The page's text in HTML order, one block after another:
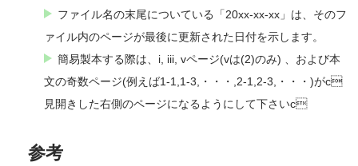
ファイル名の末尾についている「20xx-xx-xx」は、そのフ
ァイル内のページが最後に更新された日付を示します。
簡易製本する際は、i, iii, vページ(vは(2)のみ) 、および本
文の奇数ページ(例えば1-1,1-3,・・・,2-1,2-3,・・・)がc
見開きした右側のページになるようにして下さいc
参考